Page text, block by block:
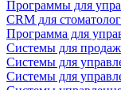
Программы для
CRM для
Программа для
Системы для
Системы для
Системы для